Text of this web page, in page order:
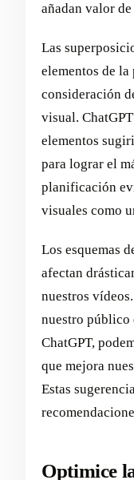
añadan valor
Las
elementos de
consideración
visual.
elementos
para lograr el
planificación
visuales como
Los esquemas
afectan
nuestros
nuestro
ChatGPT,
que mejora
Estas
Optimice